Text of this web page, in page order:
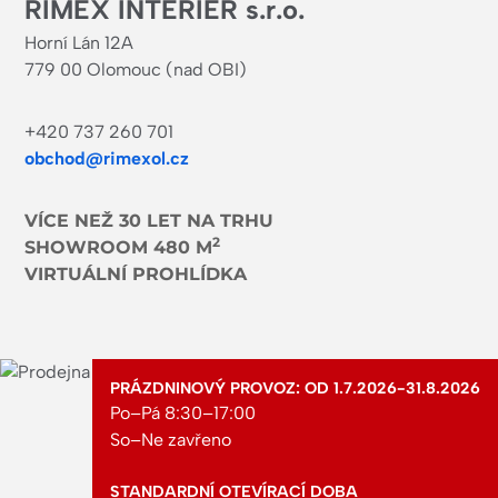
RIMEX INTERIER s.r.o.
Horní Lán 12A
779 00 Olomouc (nad OBI)
+420 737 260 701
obchod@rimexol.cz
VÍCE NEŽ 30 LET NA TRHU
SHOWROOM 480 M2
VIRTUÁLNÍ PROHLÍDKA
PRÁZDNINOVÝ PROVOZ: OD 1.7.2026-31.8.2026
Po–Pá 8:30–17:00
So–Ne zavřeno
STANDARDNÍ OTEVÍRACÍ DOBA